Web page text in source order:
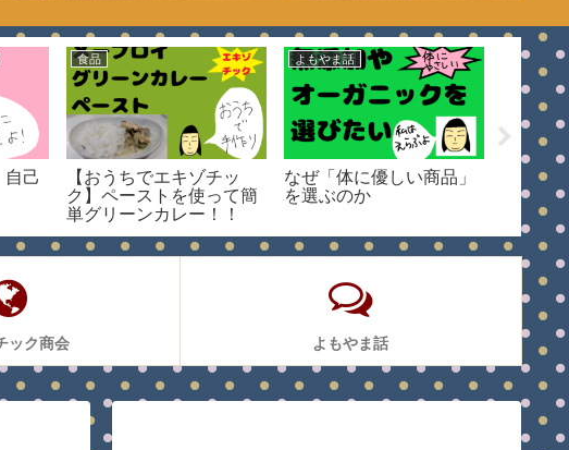
己
食品
【おうちでエキゾチッ
ク】ペーストを使って簡
単グリーンカレー！！
【メープロイ グリーン
カレーペースト】
よもやま話
なぜ「体に優しい商品」
を選ぶのか
よもやま
【バタ
ナナケ
ック商会 よもやま話